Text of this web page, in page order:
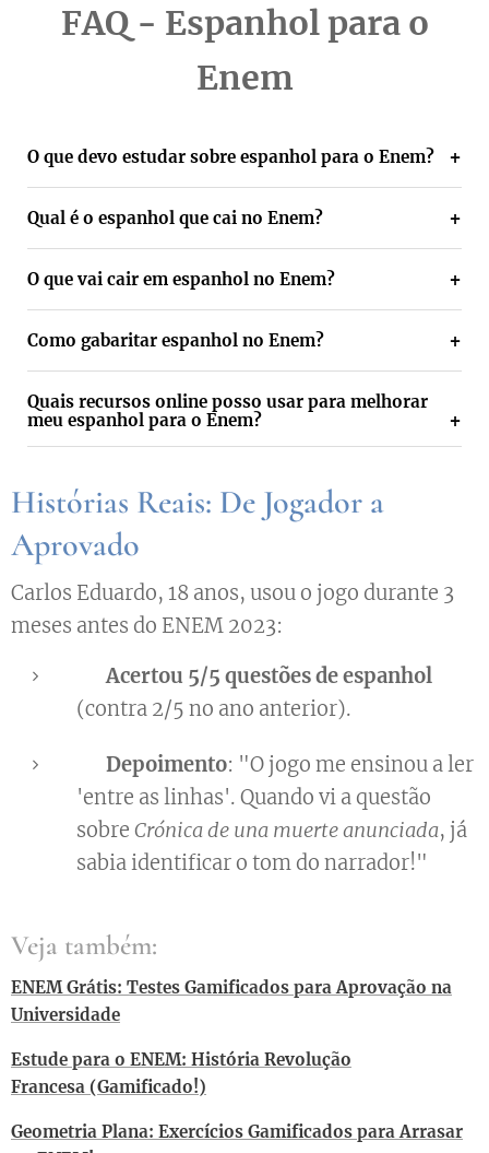
FAQ - Espanhol para o
Enem
O que devo estudar sobre espanhol para o Enem?
Qual é o espanhol que cai no Enem?
O que vai cair em espanhol no Enem?
Como gabaritar espanhol no Enem?
Quais recursos online posso usar para melhorar
meu espanhol para o Enem?
Histórias Reais: De Jogador a
Aprovado
Carlos Eduardo, 18 anos, usou o jogo durante 3
meses antes do ENEM 2023:
🎯Acertou 5/5 questões de espanhol
(contra 2/5 no ano anterior).
Depoimento: "O jogo me ensinou a ler
'entre as linhas'. Quando vi a questão
sobre Crónica de una muerte anunciada, já
sabia identificar o tom do narrador!"
Veja também:
ENEM Grátis: Testes Gamificados para Aprovação na
Universidade
Estude para o ENEM: História Revolução
Francesa (Gamificado!)
Geometria Plana: Exercícios Gamificados para Arrasar